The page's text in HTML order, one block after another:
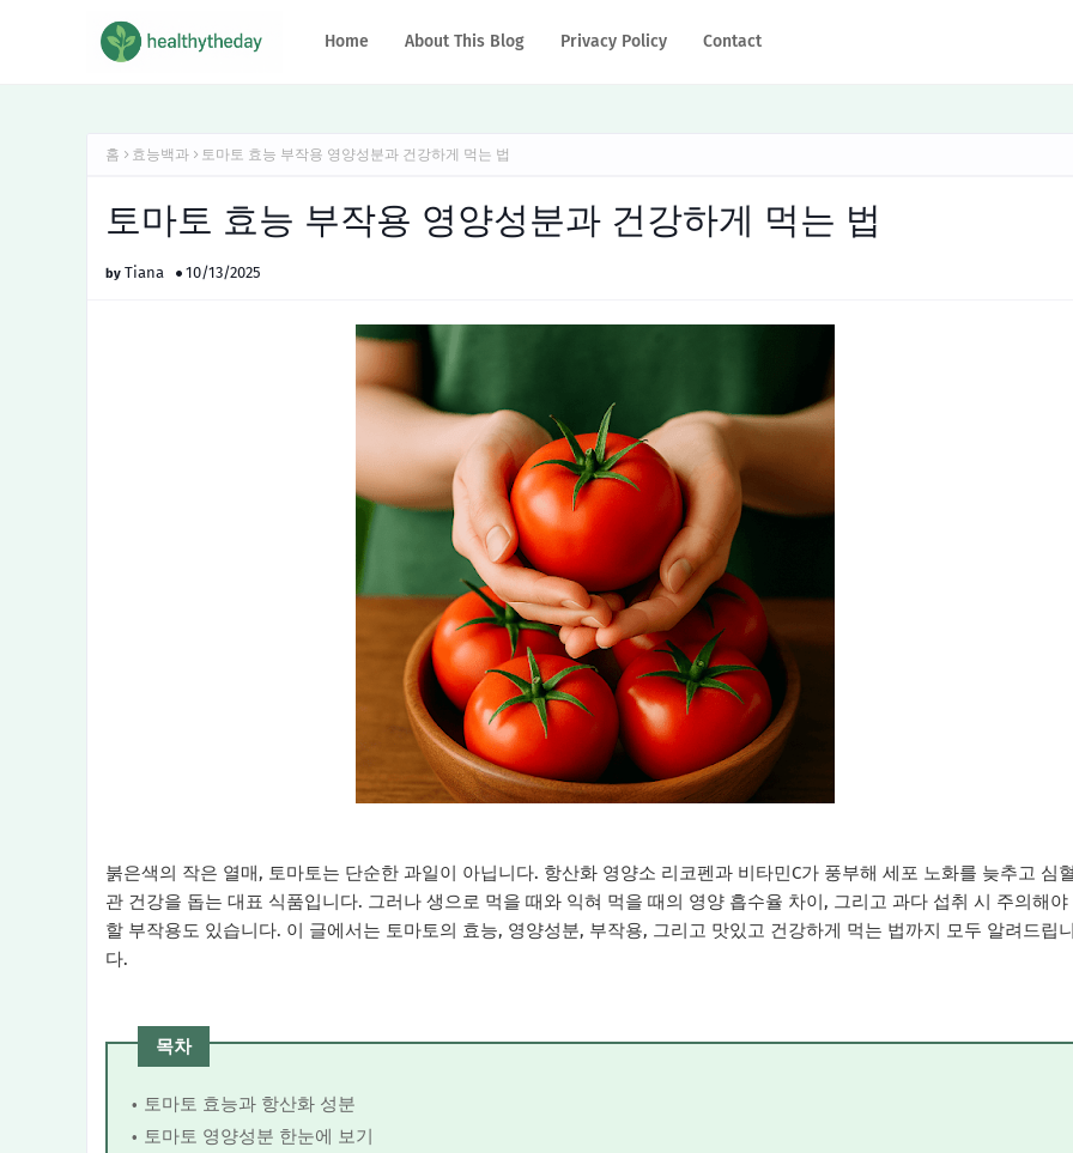
Home About This Blog Privacy Policy Contact
홈 효능백과 토마토 효능 부작용 영양성분과 건강하게 먹는 법
토마토 효능 부작용 영양성분과 건강하게 먹는 법
Tiana 10/13/2025
붉은색의 작은 열매, 토마토는 단순한 과일이 아닙니다. 항산화 영양소 리코펜과 비타민C가 풍부해 세포 노화를 늦추고 심
관 건강을 돕는 대표 식품입니다. 그러나 생으로 먹을 때와 익혀 먹을 때의 영양 흡수율 차이, 그리고 과다 섭취 시 주의해야
할 부작용도 있습니다. 이 글에서는 토마토의 효능, 영양성분, 부작용, 그리고 맛있고 건강하게 먹는 법까지 모두 알려드립
다.
목차
토마토 효능과 항산화 성분
토마토 영양성분 한눈에 보기